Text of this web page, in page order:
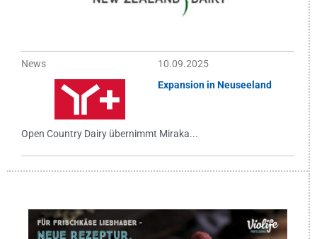
News
10.09.2025
Expansion in Neuseeland
Open Country Dairy übernimmt Miraka...